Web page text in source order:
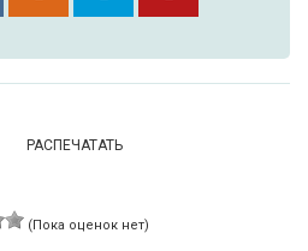
РАСПЕЧАТАТЬ
(Пока оценок нет)